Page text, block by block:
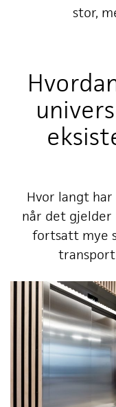
stor,
Hvor langt
når det
fortsatt mye